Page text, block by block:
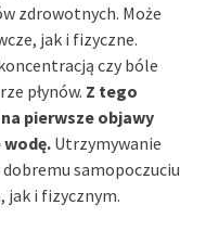
zdrowotnych. Może
jak i fizyczne.
czy bóle
płynów. Z tego
pierwsze objawy
Utrzymywanie
samopoczuciu
jak i fizycznym.